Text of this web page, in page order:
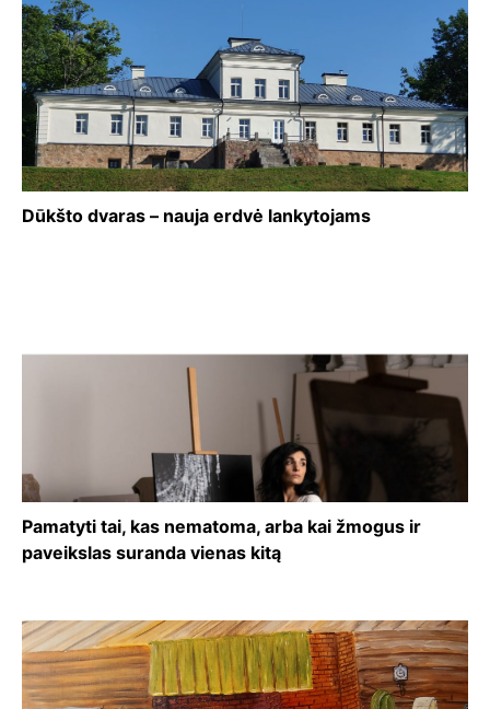
Dūkšto dvaras – nauja erdvė lankytojams
Pamatyti tai, kas nematoma, arba kai žmogus ir
paveikslas suranda vienas kitą